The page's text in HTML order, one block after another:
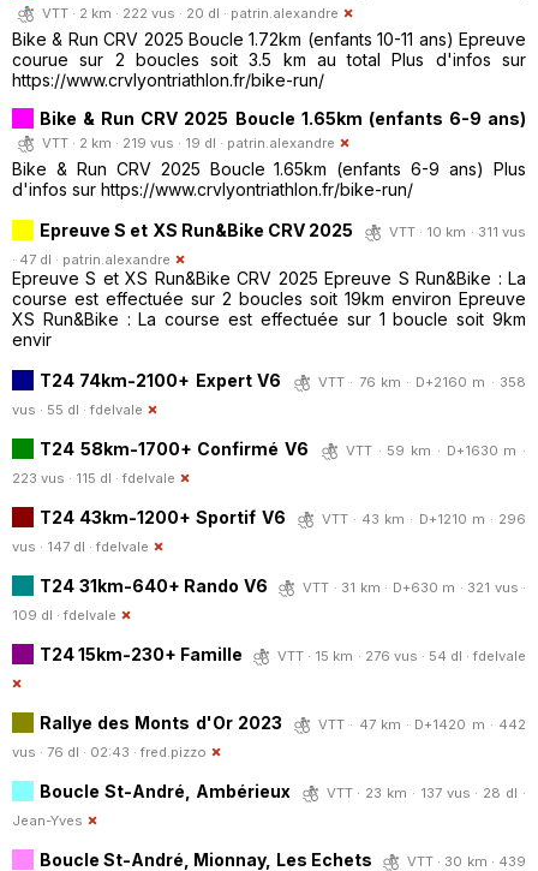
VTT · 2 km · 222 vus · 20 dl · patrin.alexandre
Bike & Run CRV 2025 Boucle 1.72km (enfants 10-11 ans) Epreuve
courue sur 2 boucles soit 3.5 km au total Plus d'infos sur
https://www.crvlyontriathlon.fr/bike-run/
Bike & Run CRV 2025 Boucle 1.65km (enfants 6-9 ans)
VTT · 2 km · 219 vus · 19 dl · patrin.alexandre
Bike & Run CRV 2025 Boucle 1.65km (enfants 6-9 ans) Plus
d'infos sur https://www.crvlyontriathlon.fr/bike-run/
Epreuve S et XS Run&Bike CRV 2025
VTT · 10 km · 311 vus
· 47 dl · patrin.alexandre
Epreuve S et XS Run&Bike CRV 2025 Epreuve S Run&Bike : La
course est effectuée sur 2 boucles soit 19km environ Epreuve
XS Run&Bike : La course est effectuée sur 1 boucle soit 9km
envir
T24 74km-2100+ Expert V6
VTT · 76 km · D+2160 m · 358
vus · 55 dl · fdelvale
T24 58km-1700+ Confirmé V6
VTT · 59 km · D+1630 m ·
223 vus · 115 dl · fdelvale
T24 43km-1200+ Sportif V6
VTT · 43 km · D+1210 m · 296
vus · 147 dl · fdelvale
T24 31km-640+ Rando V6
VTT · 31 km · D+630 m · 321 vus ·
109 dl · fdelvale
T24 15km-230+ Famille VTT · 15 km · 276 vus · 54 dl ·fdelvale
Rallye des Monts d'Or 2023
VTT · 47 km · D+1420 m · 442
vus · 76 dl · 02:43 · fred.pizzo
Boucle St-André, Ambérieux
VTT · 23 km · 137 vus · 28 dl ·
Jean-Yves
Boucle St-André, Mionnay, Les Echets
VTT · 30 km · 439